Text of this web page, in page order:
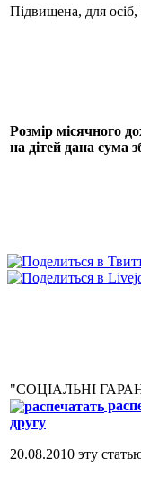
Підвищена, для
Розмір місячного
на дітей дана сума
"СОЦІАЛЬНІ
другу
20.08.2010 эту